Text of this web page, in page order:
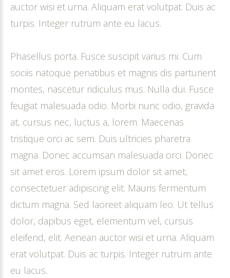
auctor wisi et urna. Aliquam erat volutpat. Duis ac
turpis. Integer rutrum ante eu lacus.
Phasellus porta. Fusce suscipit varius mi. Cum
sociis natoque penatibus et magnis dis parturient
montes, nascetur ridiculus mus. Nulla dui. Fusce
feugiat malesuada odio. Morbi nunc odio, gravida
at, cursus nec, luctus a, lorem. Maecenas
tristique orci ac sem. Duis ultricies pharetra
magna. Donec accumsan malesuada orci. Donec
sit amet eros. Lorem ipsum dolor sit amet,
consectetuer adipiscing elit. Mauris fermentum
dictum magna. Sed laoreet aliquam leo. Ut tellus
dolor, dapibus eget, elementum vel, cursus
eleifend, elit. Aenean auctor wisi et urna. Aliquam
erat volutpat. Duis ac turpis. Integer rutrum ante
eu lacus.